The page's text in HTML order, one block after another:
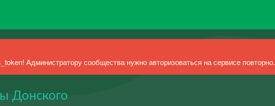
Администратору сообщества нужно авторизоваться на сервисе повторно.
Донского